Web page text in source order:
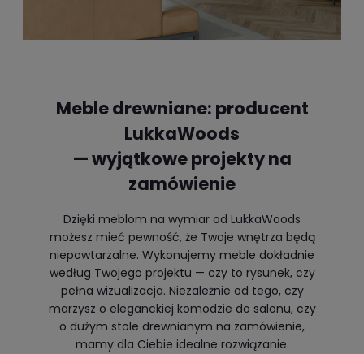
Meble drewniane: producent
LukkaWoods
— wyjątkowe projekty na
zamówienie
Dzięki meblom na wymiar od LukkaWoods
możesz mieć pewność, że Twoje wnętrza będą
niepowtarzalne. Wykonujemy meble dokładnie
według Twojego projektu — czy to rysunek, czy
pełna wizualizacja. Niezależnie od tego, czy
marzysz o eleganckiej komodzie do salonu, czy
o dużym stole drewnianym na zamówienie,
mamy dla Ciebie idealne rozwiązanie.